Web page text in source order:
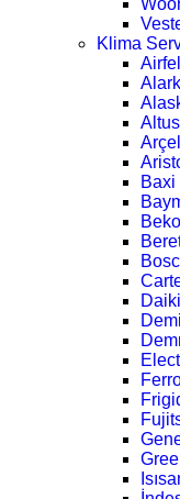
Klima